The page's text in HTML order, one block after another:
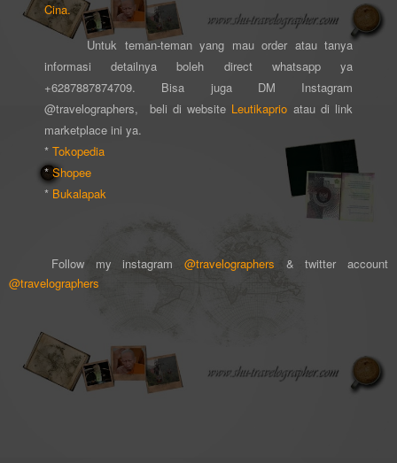
Cina.
Untuk teman-teman yang mau order atau tanya
informasi detailnya boleh direct whatsapp ya
+6287887874709. Bisa juga DM Instagram
@travelographers, beli di website Leutikaprio atau di link
marketplace ini ya.
* Tokopedia
* Shopee
* Bukalapak
Follow my instagram @travelographers & twitter account
@travelographers